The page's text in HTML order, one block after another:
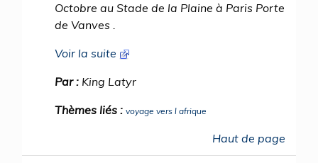
Octobre au Stade de la Plaine à Paris Porte
de Vanves .
Voir la suite
Par : King Latyr
Thèmes liés : voyage vers l afrique
Haut de page